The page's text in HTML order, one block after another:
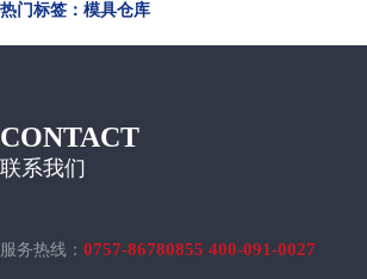
热门标签：模具仓库
CONTACT
联系我们
服务热线： 0757-86780855 400-091-0027